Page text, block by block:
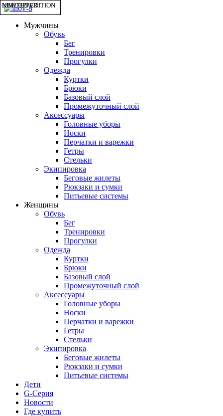
Мужчины
Обувь
Бег
Тренировки
Прогулки
Одежда
Куртки
Брюки
Базовый слой
Промежуточный слой
Аксессуары
Головные уборы
Носки
Перчатки и варежки
Гетры
Стельки
Экипировка
Беговые жилеты
Рюкзаки и сумки
Питьевые системы
Женщины
Обувь
Бег
Тренировки
Прогулки
Одежда
Куртки
Брюки
Базовый слой
Промежуточный слой
Аксессуары
Головные уборы
Носки
Перчатки и варежки
Гетры
Стельки
Экипировка
Беговые жилеты
Рюкзаки и сумки
Питьевые системы
Дети
G-Серия
Новости
Где купить
NEW UPPER
LIMITED EDITION